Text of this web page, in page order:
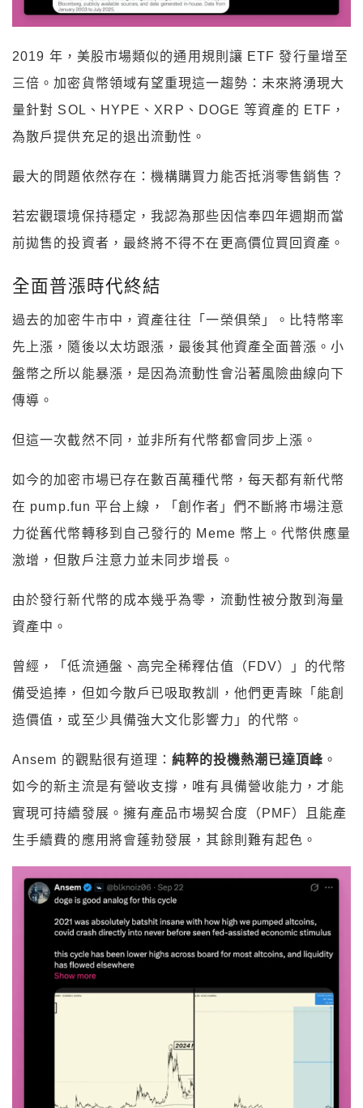
2019 年，美股市場類似的通用規則讓 ETF 發行量增至
三倍。加密貨幣領域有望重現這一趨勢：未來將湧現大
量針對 SOL、HYPE、XRP、DOGE 等資產的 ETF，
為散戶提供充足的退出流動性。
最大的問題依然存在：機構購買力能否抵消零售銷售？
若宏觀環境保持穩定，我認為那些因信奉四年週期而當
前拋售的投資者，最終將不得不在更高價位買回資產。
全面普漲時代終結
過去的加密牛市中，資產往往「一榮俱榮」。比特幣率
先上漲，隨後以太坊跟漲，最後其他資產全面普漲。小
盤幣之所以能暴漲，是因為流動性會沿著風險曲線向下
傳導。
但這一次截然不同，並非所有代幣都會同步上漲。
如今的加密市場已存在數百萬種代幣，每天都有新代幣
在 pump.fun 平台上線，「創作者」們不斷將市場注意
力從舊代幣轉移到自己發行的 Meme 幣上。代幣供應量
激增，但散戶注意力並未同步增長。
由於發行新代幣的成本幾乎為零，流動性被分散到海量
資產中。
曾經，「低流通盤、高完全稀釋估值（FDV）」的代幣
備受追捧，但如今散戶已吸取教訓，他們更青睞「能創
造價值，或至少具備強大文化影響力」的代幣。
Ansem 的觀點很有道理：純粹的投機熱潮已達頂峰 。
如今的新主流是有營收支撐，唯有具備營收能力，才能
實現可持續發展。擁有產品市場契合度（PMF）且能產
生手續費的應用將會蓬勃發展，其餘則難有起色。